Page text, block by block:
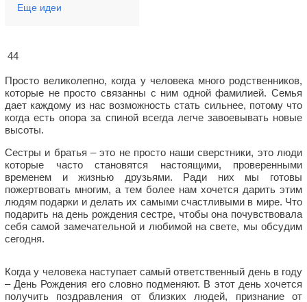
Еще идеи
44
Просто великолепно, когда у человека много родственников,
которые не просто связанны с ним одной фамилией. Семья
дает каждому из нас возможность стать сильнее, потому что
когда есть опора за спиной всегда легче завоевывать новые
высоты.
Сестры и братья – это не просто наши сверстники, это люди
которые часто становятся настоящими, проверенными
временем и жизнью друзьями. Ради них мы готовы
пожертвовать многим, а тем более нам хочется дарить этим
людям подарки и делать их самыми счастливыми в мире. Что
подарить на день рождения сестре, чтобы она почувствовала
себя самой замечательной и любимой на свете, мы обсудим
сегодня.
Когда у человека наступает самый ответственный день в году
– День Рождения его словно подменяют. В этот день хочется
получить поздравления от близких людей, признание от